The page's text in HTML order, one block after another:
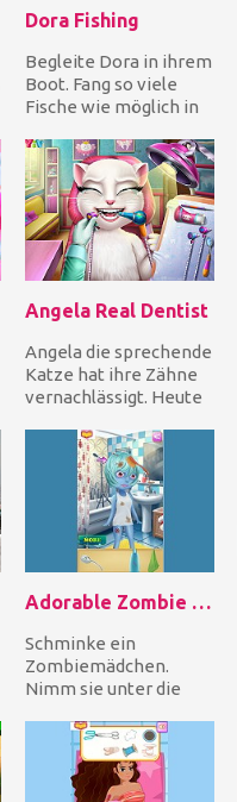
Dora Fishing
Begleite Dora in ihrem
Boot. Fang so viele
Fische wie möglich in
Zeit, um viele Pun...
Angela Real Dentist
Angela die sprechende
Katze hat ihre Zähne
vernachlässigt. Heute
scharfen Schmerz a...
Adorable Zombie Girl
Schminke ein
Zombiemädchen.
Nimm sie unter die
reinigen, benutze ein
perfektes Mak...